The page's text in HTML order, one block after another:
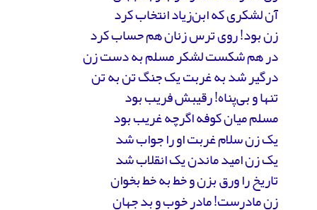
آن لشکری که ابن‌زیاد انتخاب کرد
زن بود! روی ترس زنان هم حساب کرد
در هم شکست لشکر مسلم به دست زن
درگیر شد به غربت یک جنگ تن به تن
تنها و بی‌پناه! رقیبش فریب بود
مسلم میان کوفه اگرچه غریب بود
یک زن سلام غربت او را جواب شد
یک زن امید ماندن یک انقلاب شد
تاریخ را ورق بزن و خط به خط بخوان
زن مادرست! مادر خوب و بد جهان